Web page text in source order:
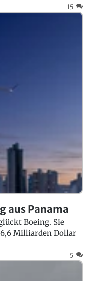
15
aus Panama
Boeing. Sie
Milliarden Dollar
5